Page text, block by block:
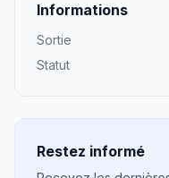
Informations
Sortie
Statut
Restez informé